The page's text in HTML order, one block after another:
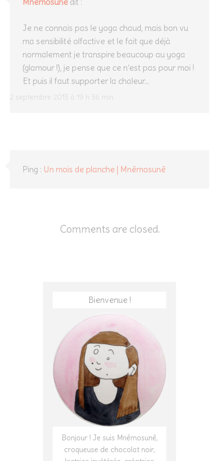
2 septembre 2013 à 19 h 36 min
Je ne connais pas le yoga chaud, mais bon vu
ma sensibilité olfactive et le fait que déjà
normalement je transpire beaucoup au yoga
(glamour !), je pense que ce n’est pas pour moi !
Et puis il faut supporter la chaleur…
Ping : Un mois de planche | Mnêmosunê
Comments are closed.
Bienvenue !
Bonjour ! Je suis Mnêmosunê,
croqueuse de chocolat noir,